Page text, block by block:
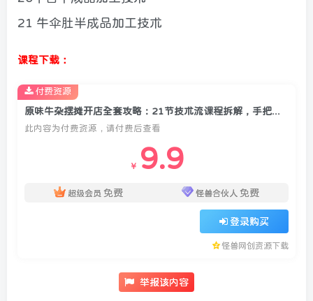
21 牛伞肚半成品加工技术
课程下载：
此内容为付费资源，请付费后查看
￥ 9.9
超级会员 免费 怪兽合伙人 免费
登录购买
怪兽网创资源下载
付费资源
举报该内容